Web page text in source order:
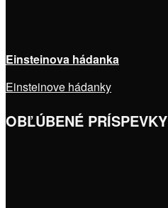
Einsteinova hádanka
Einsteinove hádanky
OBĽÚBENÉ PRÍSPEVKY